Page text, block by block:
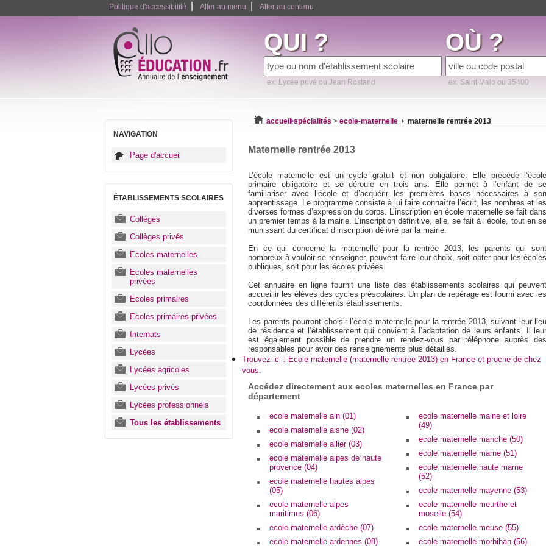
Politique d'accessibilité Aller au menu Aller au contenu
QUI ?
ex: Lycée privé ou Jean Rostand
OÙ ?
ex: Saint Malo ou 35400
NAVIGATION
Page d'accueil
ÉTABLISSEMENTS SCOLAIRES
Collèges
Collèges privés
Ecoles maternelles
Ecoles maternelles
privées
Ecoles primaires
Ecoles primaires privées
Internats
Lycées
Lycées agricoles
Lycées privés
Lycées professionnels
Tous les établissements
accueil spécialités > ecole-maternelle maternelle rentrée 2013
Maternelle rentrée 2013
L’école maternelle est un cycle gratuit et non obligatoire. Elle précède l’école
primaire obligatoire et se déroule en trois ans. Elle permet à l’enfant de se
familiariser avec l’école et d’acquérir les premières bases nécessaires à son
apprentissage. Le programme consiste à lui faire connaître l’écrit, les nombres et les
diverses formes d’expression du corps. L’inscription en école maternelle se fait dans
un premier temps à la mairie. L’inscription définitive, elle, se fait à l’école, tout en se
munissant du certificat d’inscription délivré par la mairie.
En ce qui concerne la maternelle pour la rentrée 2013, les parents qui sont
nombreux à vouloir se renseigner, peuvent faire leur choix, soit opter pour les écoles
publiques, soit pour les écoles privées.
Cet annuaire en ligne fournit une liste des établissements scolaires qui peuvent
accueillir les élèves des cycles préscolaires. Un plan de repérage est fourni avec les
coordonnées des différents établissements.
Les parents pourront choisir l’école maternelle pour la rentrée 2013, suivant leur lieu
de résidence et l’établissement qui convient à l’adaptation de leurs enfants. Il leur
est également possible de prendre un rendez-vous par téléphone auprès des
responsables pour avoir des renseignements plus détaillés.
Trouvez ici : Ecole maternelle (maternelle rentrée 2013) en France et proche de chez
vous.
Accédez directement aux ecoles maternelles en France par
département
ecole maternelle ain (01)
ecole maternelle aisne (02)
ecole maternelle allier (03)
ecole maternelle alpes de haute
provence (04)
ecole maternelle hautes alpes
(05)
ecole maternelle alpes
maritimes (06)
ecole maternelle ardèche (07)
ecole maternelle ardennes (08)
ecole maternelle maine et loire
(49)
ecole maternelle manche (50)
ecole maternelle marne (51)
ecole maternelle haute marne
(52)
ecole maternelle mayenne (53)
ecole maternelle meurthe et
moselle (54)
ecole maternelle meuse (55)
ecole maternelle morbihan (56)